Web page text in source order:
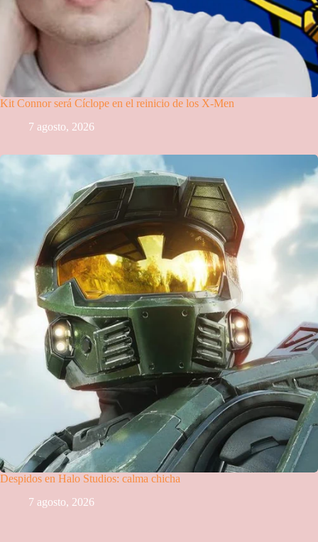
Kit Connor será Cíclope en el reinicio de los X-Men
7 agosto, 2026
Despidos en Halo Studios: calma chicha
7 agosto, 2026